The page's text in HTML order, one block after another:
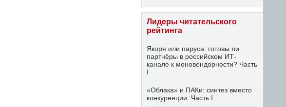
Лидеры читательского
рейтинга
Якоря или паруса: готовы ли
партнёры в российском ИТ-
канале к моновендорности? Часть
I
«Облака» и ПАКи: синтез вместо
конкуренции. Часть I